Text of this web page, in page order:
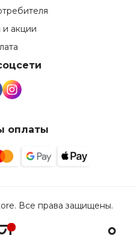
и акции
оплаты
Все права защищены.